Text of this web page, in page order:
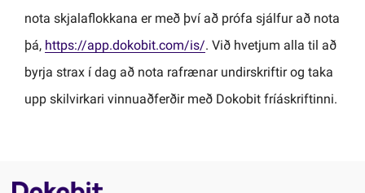
nota skjalaflokkana er með því að prófa sjálfur að nota
þá, https://app.dokobit.com/is/. Við hvetjum alla til að
byrja strax í dag að nota rafrænar undirskriftir og taka
upp skilvirkari vinnuaðferðir með Dokobit fríáskriftinni.